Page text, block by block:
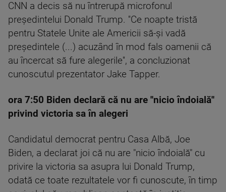
CNN a decis să nu întrerupă microfonul
preşedintelui Donald Trump. ''Ce noapte tristă
pentru Statele Unite ale Americii să-şi vadă
preşedintele (...) acuzând în mod fals oamenii că
au încercat să fure alegerile'', a concluzionat
cunoscutul prezentator Jake Tapper.
ora 7:50 Biden declară că nu are ''nicio îndoială''
privind victoria sa în alegeri
Candidatul democrat pentru Casa Albă, Joe
Biden, a declarat joi că nu are "nicio îndoială" cu
privire la victoria sa asupra lui Donald Trump,
odată ce toate rezultatele vor fi cunoscute, în timp